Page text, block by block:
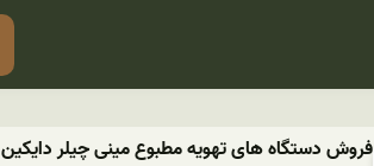
فروش دستگاه های تهویه مطبوع مینی چیلر دایکین